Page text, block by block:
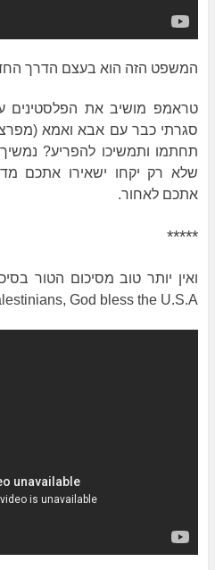
המשפט הזה הוא בעצם הדרך
טראמפ מושיב את הפלסטינים
סגרתי כבר עם אבא ואמא
תחתמו ותמשיכו להפריע?
שלא רק יקחו ישאירו אתכם
אתכם לאחור.
*****
God bless the U.S.A